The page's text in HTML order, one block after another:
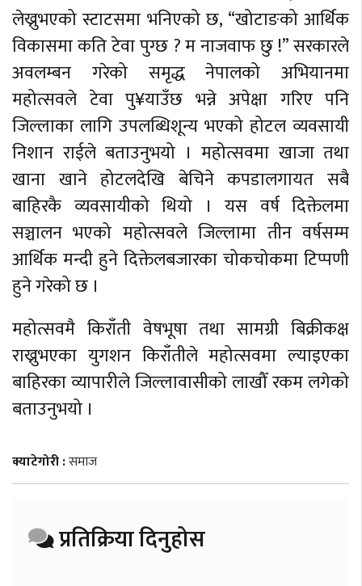
लेख्नुभएको स्टाटसमा भनिएको छ, “खोटाङको आर्थिक
विकासमा कति टेवा पुग्छ ? म नाजवाफ छु !” सरकारले
अवलम्बन गरेको समृद्ध नेपालको अभियानमा
महोत्सवले टेवा पु¥याउँछ भन्ने अपेक्षा गरिए पनि
जिल्लाका लागि उपलब्धिशून्य भएको होटल व्यवसायी
निशान राईले बताउनुभयो । महोत्सवमा खाजा तथा
खाना खाने होटलदेखि बेचिने कपडालगायत सबै
बाहिरकै व्यवसायीको थियो । यस वर्ष दिक्तेलमा
सञ्चालन भएको महोत्सवले जिल्लामा तीन वर्षसम्म
आर्थिक मन्दी हुने दिक्तेलबजारका चोकचोकमा टिप्पणी
हुने गरेको छ ।
महोत्सवमै किराँती वेषभूषा तथा सामग्री बिक्रीकक्ष
राख्नुभएका युगशन किराँतीले महोत्सवमा ल्याइएका
बाहिरका व्यापारीले जिल्लावासीको लाखौँ रकम लगेको
बताउनुभयो ।
क्याटेगोरी :समाज
प्रतिक्रिया दिनुहोस